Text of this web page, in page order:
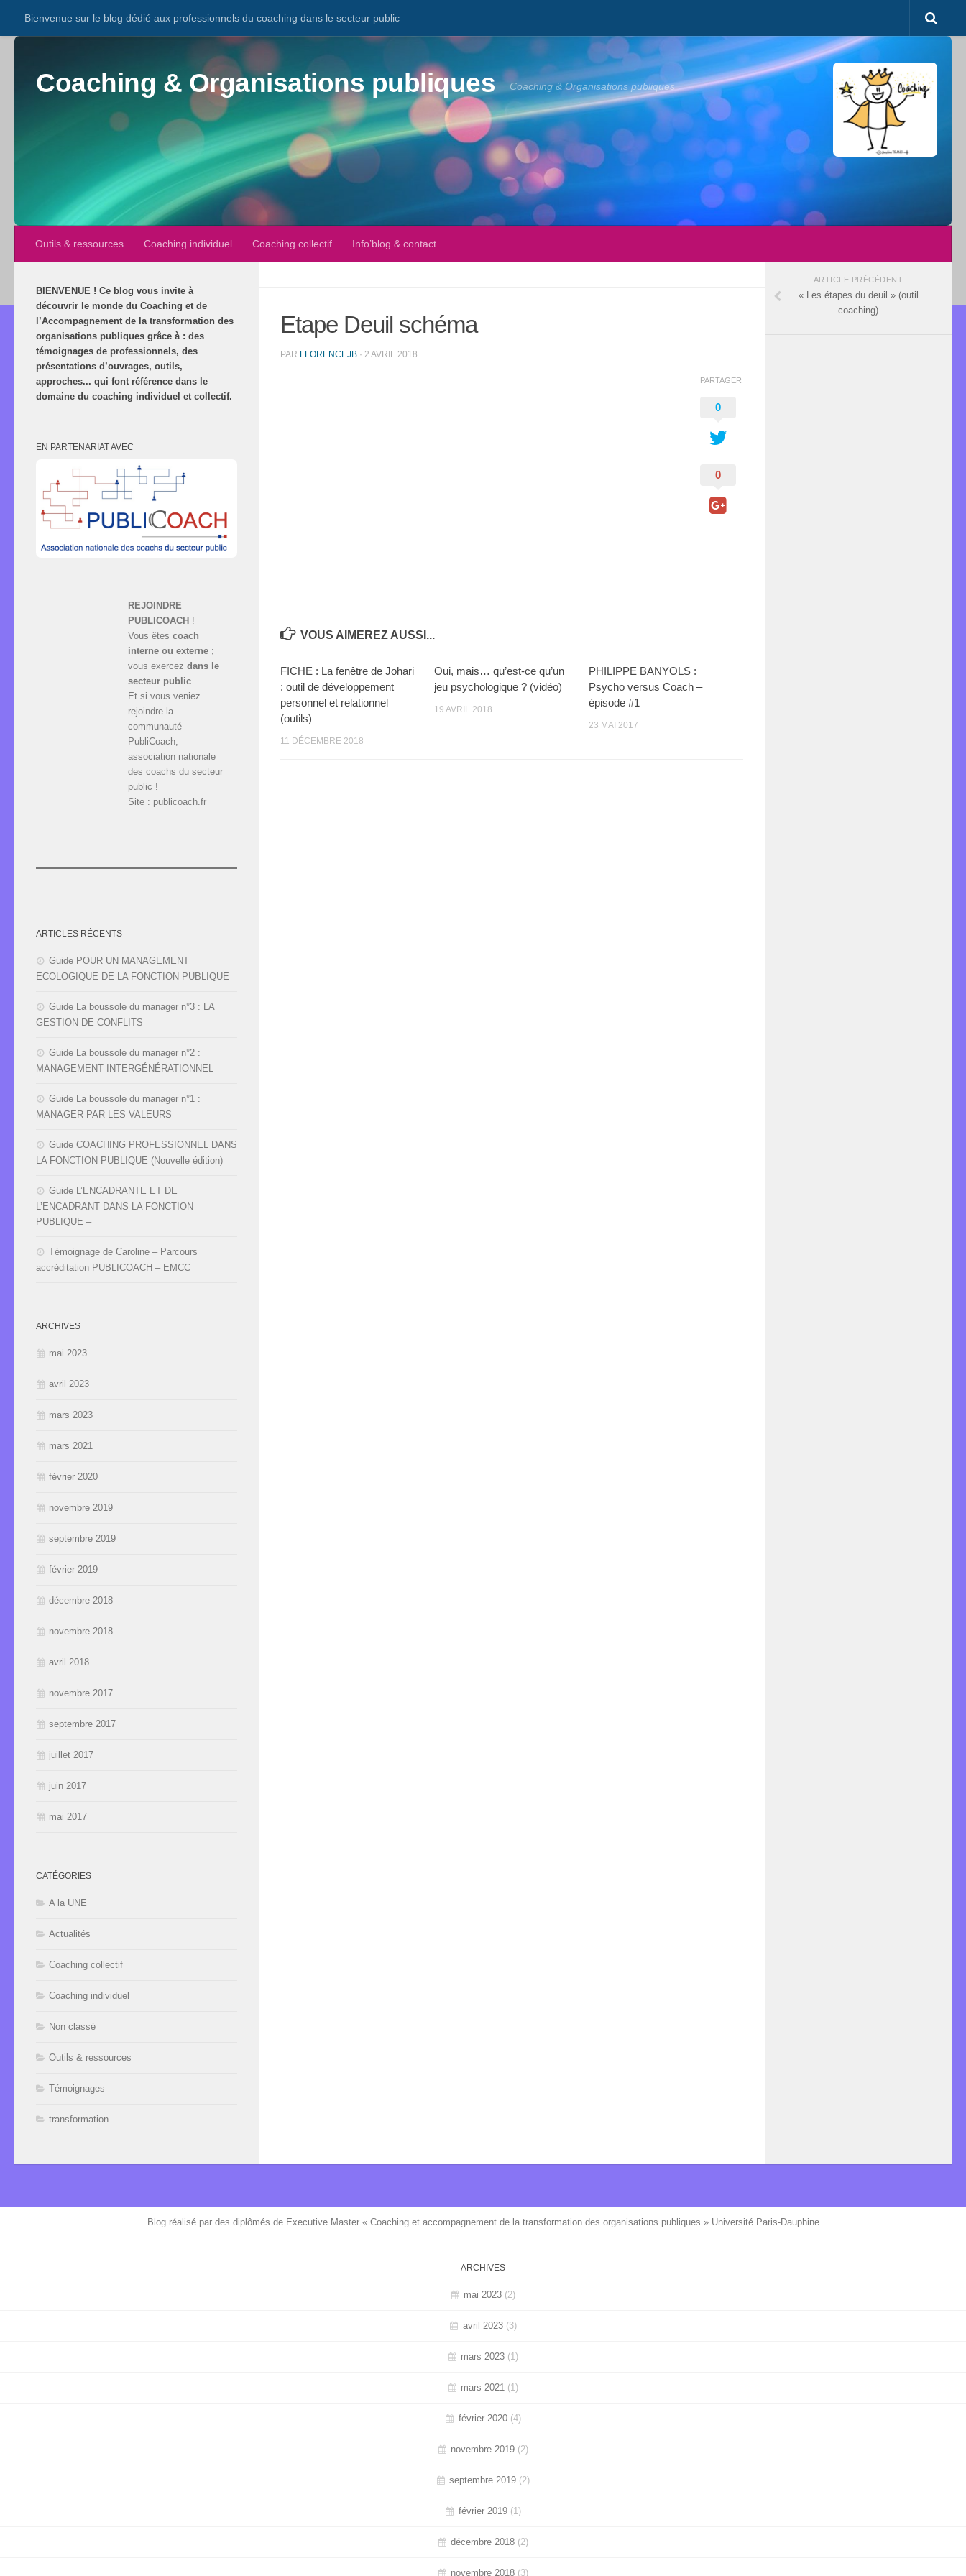
Bienvenue sur le blog dédié aux professionnels du coaching dans le secteur public
Coaching & Organisations publiques Coaching & Organisations publiques
Outils & ressources Coaching individuel Coaching collectif Info’blog & contact
Etape Deuil schéma
PAR FLORENCEJB · 2 AVRIL 2018
PARTAGER
0
0
VOUS AIMEREZ AUSSI...
FICHE : La fenêtre de Johari
: outil de développement
personnel et relationnel
(outils)
11 DÉCEMBRE 2018
Oui, mais… qu’est-ce qu’un
jeu psychologique ? (vidéo)
19 AVRIL 2018
PHILIPPE BANYOLS :
Psycho versus Coach –
épisode #1
23 MAI 2017
BIENVENUE ! Ce blog vous invite à
découvrir le monde du Coaching et de
l’Accompagnement de la transformation des
organisations publiques grâce à : des
témoignages de professionnels, des
présentations d’ouvrages, outils,
approches... qui font référence dans le
domaine du coaching individuel et collectif.
EN PARTENARIAT AVEC
REJOINDRE
PUBLICOACH !
Vous êtes coach
interne ou externe ;
vous exercez dans le
secteur public.
Et si vous veniez
rejoindre la
communauté
PubliCoach,
association nationale
des coachs du secteur
public !
Site : publicoach.fr
ARTICLES RÉCENTS
Guide POUR UN MANAGEMENT
ECOLOGIQUE DE LA FONCTION PUBLIQUE
Guide La boussole du manager n°3 : LA
GESTION DE CONFLITS
Guide La boussole du manager n°2 :
MANAGEMENT INTERGÉNÉRATIONNEL
Guide La boussole du manager n°1 :
MANAGER PAR LES VALEURS
Guide COACHING PROFESSIONNEL DANS
LA FONCTION PUBLIQUE (Nouvelle édition)
Guide L’ENCADRANTE ET DE
L’ENCADRANT DANS LA FONCTION
PUBLIQUE –
Témoignage de Caroline – Parcours
accréditation PUBLICOACH – EMCC
ARCHIVES
mai 2023
avril 2023
mars 2023
mars 2021
février 2020
novembre 2019
septembre 2019
février 2019
décembre 2018
novembre 2018
avril 2018
novembre 2017
septembre 2017
juillet 2017
juin 2017
mai 2017
CATÉGORIES
A la UNE
Actualités
Coaching collectif
Coaching individuel
Non classé
Outils & ressources
Témoignages
transformation
ARTICLE PRÉCÉDENT
« Les étapes du deuil » (outil
coaching)
Blog réalisé par des diplômés de Executive Master « Coaching et accompagnement de la transformation des organisations publiques » Université Paris-Dauphine
ARCHIVES
mai 2023 (2)
avril 2023(3)
mars 2023 (1)
mars 2021 (1)
février 2020(4)
novembre 2019 (2)
septembre 2019 (2)
février 2019(1)
décembre 2018 (2)
novembre 2018 (3)